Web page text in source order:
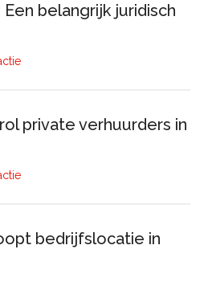
belangrijk juridisch
private verhuurders in
bedrijfslocatie in